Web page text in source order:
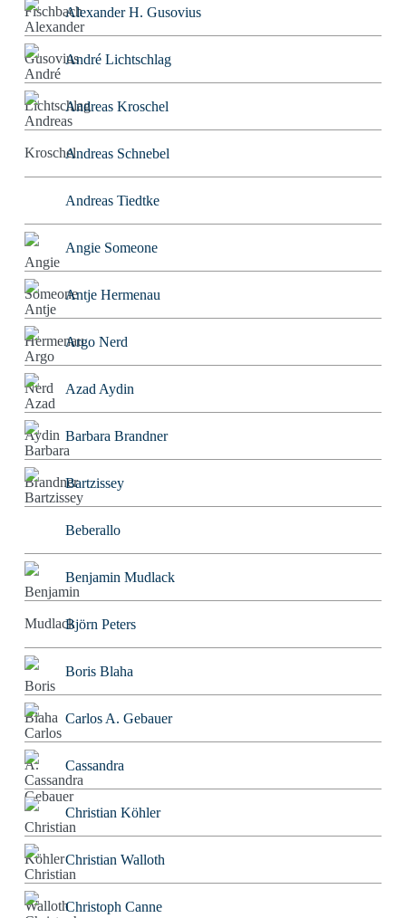
Alexander H. Gusovius
André Lichtschlag
Andreas Kroschel
Andreas Schnebel
Andreas Tiedtke
Angie Someone
Antje Hermenau
Argo Nerd
Azad Aydin
Barbara Brandner
Bartzissey
Beberallo
Benjamin Mudlack
Björn Peters
Boris Blaha
Carlos A. Gebauer
Cassandra
Christian Köhler
Christian Walloth
Christoph Canne